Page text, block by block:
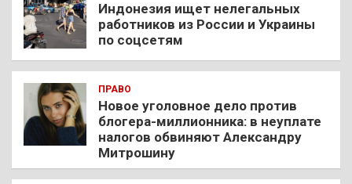
Индонезия ищет нелегальных
работников из России и Украины
по соцсетям
ПРАВО
Новое уголовное дело против
блогера-миллионника: в неуплате
налогов обвиняют Александру
Митрошину